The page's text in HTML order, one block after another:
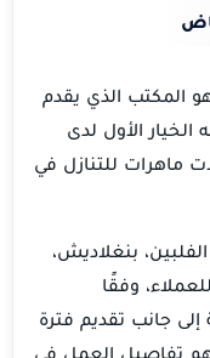
المكتب الذي يقدم
الخيار الأول لدى
ماهرات للتنازل في
الفلبين، بنغلاديش،
وفقًا
جانب تقديم فترة
تفاصيل العمل في